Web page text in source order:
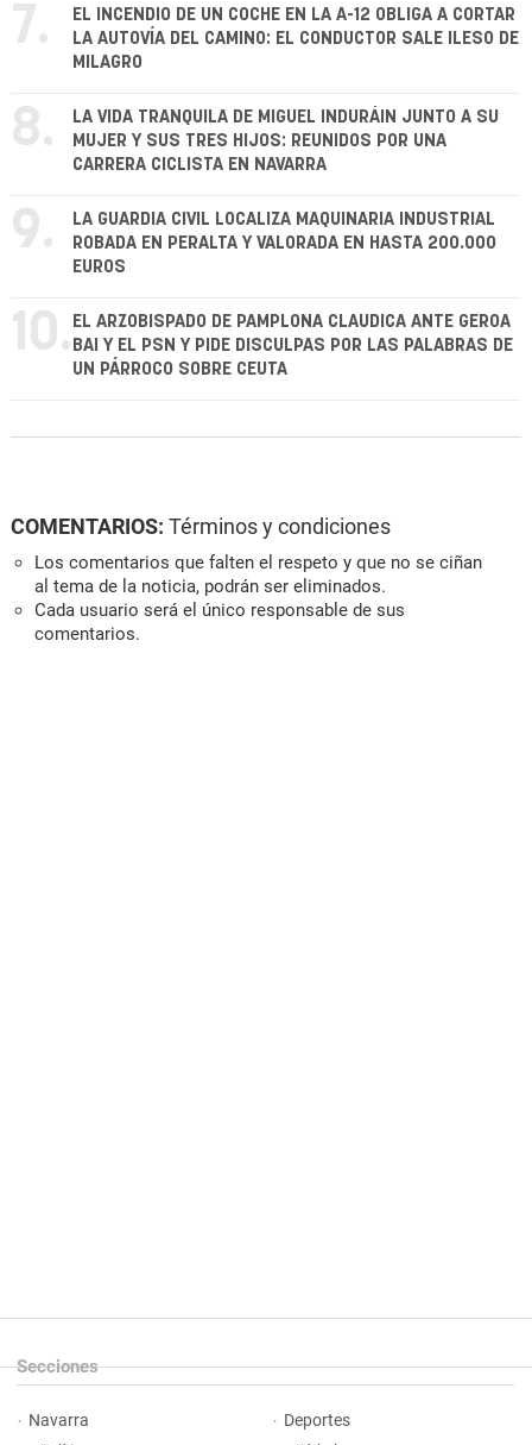
7.
EL INCENDIO DE UN COCHE EN LA A-12 OBLIGA A CORTAR
LA AUTOVÍA DEL CAMINO: EL CONDUCTOR SALE ILESO DE
MILAGRO
8.
LA VIDA TRANQUILA DE MIGUEL INDURÁIN JUNTO A SU
MUJER Y SUS TRES HIJOS: REUNIDOS POR UNA
CARRERA CICLISTA EN NAVARRA
9.
LA GUARDIA CIVIL LOCALIZA MAQUINARIA INDUSTRIAL
ROBADA EN PERALTA Y VALORADA EN HASTA 200.000
EUROS
10. EL ARZOBISPADO DE PAMPLONA CLAUDICA ANTE GEROA
BAI Y EL PSN Y PIDE DISCULPAS POR LAS PALABRAS DE
UN PÁRROCO SOBRE CEUTA
COMENTARIOS: Términos y condiciones
Los comentarios que falten el respeto y que no se ciñan
al tema de la noticia, podrán ser eliminados.
Cada usuario será el único responsable de sus
comentarios.
Secciones
Navarra Deportes